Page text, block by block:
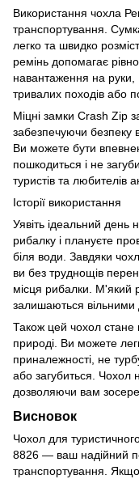
Використання чохла
транспортування.
легко та швидко
ремінь допомагає
навантаження на руки,
тривалих походів або
Міцні замки Crash Zip
забезпечуючи безпеку
Ви можете бути
пошкодиться і не
туристів та любителів
Історії використання
Уявіть ідеальний день
рибалку і плануєте
біля води. Завдяки
ви без труднощів
місця рибалки. М'який
залишаються вільними
Також цей чохол стане
природі. Ви можете
приналежності, не
або загубиться. Чохол
дозволяючи вам
Висновок
Чохол для
8826 — ваш надійний
транспортування.